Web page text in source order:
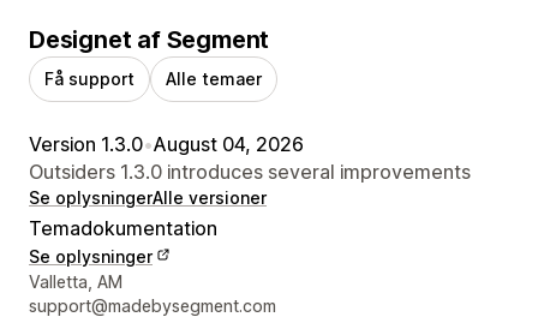
Designet af Segment
Få support Alle temaer
Version 1.3.0•August 04, 2026
Outsiders 1.3.0 introduces several improvements
Se oplysningerAlle versioner
Temadokumentation
Se oplysninger
Se kontaktoplysninger
Valletta, AM
support@madebysegment.com